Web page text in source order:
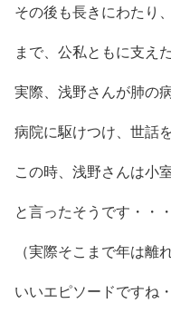
その後も長きにわたり
まで、公私ともに支え
実際、 浅野さんが肺の
病院に駆けつけ、世話
この時、 浅野さんは小
と言ったそう です・・
（実際そこまで年は離
いいエピソードですね